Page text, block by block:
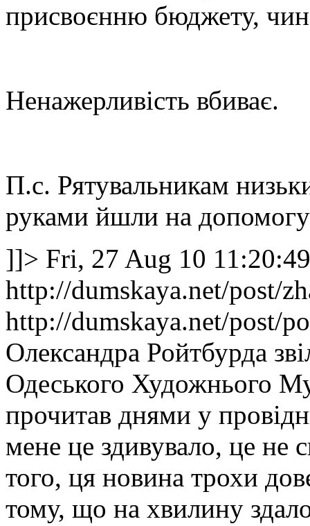
присвоєнню бюджету,
Ненажерливість вбиває.
П.с. Рятувальникам
руками йшли на
]]> Fri, 27 Aug 10
http://dumskaya.net/post/
http://dumskaya.net/post/
Олександра Ройтбурда
Одеського Художнього
прочитав днями у
мене це здивувало, це не
того, ця новина трохи
тому, що на хвилину